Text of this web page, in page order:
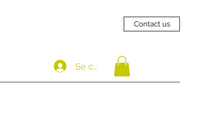
Contact us
Se connecter